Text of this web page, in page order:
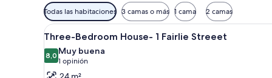
Filtros
disponibles
para
las
habitaciones
Todas las habitaciones 3 camas o más 1 cama 2 camas
Ver
todas
las
fotos
Una cocina moderna con
9
Three-Bedroom House- 1 Fairlie Streeet
8,08,0 de 10
Muy buena
1 opinión
(1
opinión)